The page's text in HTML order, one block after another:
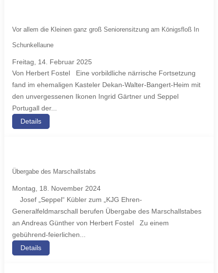
Vor allem die Kleinen ganz groß Seniorensitzung am Königsfloß In
Schunkellaune
Freitag, 14. Februar 2025
Von Herbert Fostel Eine vorbildliche närrische Fortsetzung
fand im ehemaligen Kasteler Dekan-Walter-Bangert-Heim mit
den unvergessenen Ikonen Ingrid Gärtner und Seppel
Portugall der...
Details
Übergabe des Marschallstabs
Montag, 18. November 2024
Josef „Seppel“ Kübler zum „KJG Ehren-
Generalfeldmarschall berufen Übergabe des Marschallstabes
an Andreas Günther von Herbert Fostel Zu einem
gebührend-feierlichen...
Details